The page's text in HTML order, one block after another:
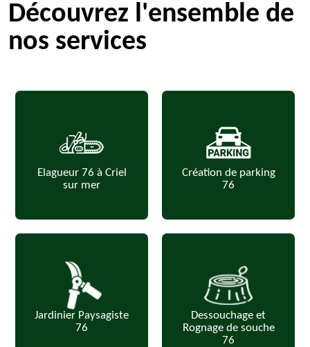
Découvrez l'ensemble de
nos services
Elagueur 76 à Criel
sur mer
Création de parking
76
Jardinier Paysagiste
76
Dessouchage et
Rognage de souche
76